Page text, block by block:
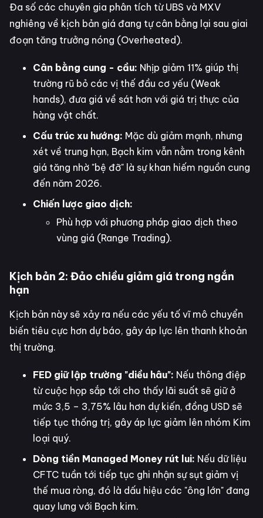
Đa số các chuyên gia phân tích từ UBS và MXV
nghiêng về kịch bản giá đang tự cân bằng lại sau giai
đoạn tăng trưởng nóng (Overheated).
Cân bằng cung - cầu: Nhịp giảm 11% giúp thị
trường rũ bỏ các vị thế đầu cơ yếu (Weak
hands), đưa giá về sát hơn với giá trị thực của
hàng vật chất.
Cấu trúc xu hướng: Mặc dù giảm mạnh, nhưng
xét về trung hạn, Bạch kim vẫn nằm trong kênh
giá tăng nhờ "bệ đỡ" là sự khan hiếm nguồn cung
đến năm 2026.
Chiến lược giao dịch:
Phù hợp với phương pháp giao dịch theo
vùng giá (Range Trading).
Kịch bản 2: Đảo chiều giảm giá trong ngắn
hạn
Kịch bản này sẽ xảy ra nếu các yếu tố vĩ mô chuyển
biến tiêu cực hơn dự báo, gây áp lực lên thanh khoản
thị trường.
FED giữ lập trường "diều hâu": Nếu thông điệp
từ cuộc họp sắp tới cho thấy lãi suất sẽ giữ ở
mức 3,5 – 3,75% lâu hơn dự kiến, đồng USD sẽ
tiếp tục thống trị, gây áp lực giảm lên nhóm Kim
loại quý.
Dòng tiền Managed Money rút lui: Nếu dữ liệu
CFTC tuần tới tiếp tục ghi nhận sự sụt giảm vị
thế mua ròng, đó là dấu hiệu các "ông lớn" đang
quay lưng với Bạch kim.